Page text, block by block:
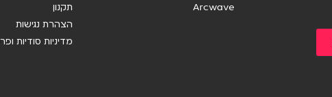
Arcwave
תקנון
הצהרת נגישות
מדיניות סודיות